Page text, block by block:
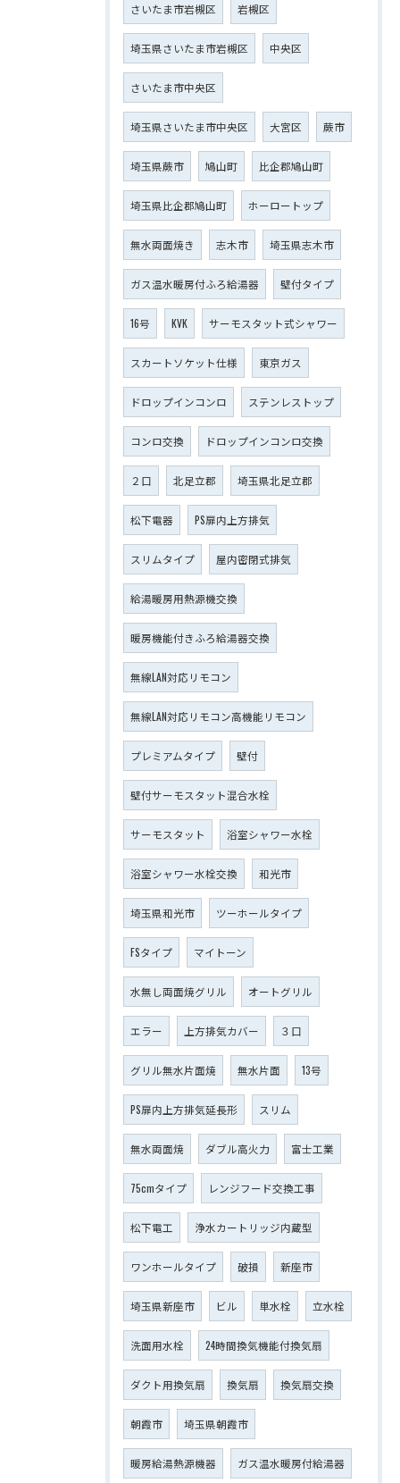
さいたま市岩槻区 岩槻区
埼玉県さいたま市岩槻区 中央区
さいたま市中央区
埼玉県さいたま市中央区 大宮区 蕨市
埼玉県蕨市 鳩山町 比企郡鳩山町
埼玉県比企郡鳩山町 ホーロートップ
無水両面焼き 志木市 埼玉県志木市
ガス温水暖房付ふろ給湯器 壁付タイプ
16号 KVK サーモスタット式シャワー
スカートソケット仕様 東京ガス
ドロップインコンロ ステンレストップ
コンロ交換 ドロップインコンロ交換
２口 北足立郡 埼玉県北足立郡
松下電器 PS扉内上方排気
スリムタイプ 屋内密閉式排気
給湯暖房用熱源機交換
暖房機能付きふろ給湯器交換
無線LAN対応リモコン
無線LAN対応リモコン高機能リモコン
プレミアムタイプ 壁付
壁付サーモスタット混合水栓
サーモスタット 浴室シャワー水栓
浴室シャワー水栓交換 和光市
埼玉県和光市 ツーホールタイプ
FSタイプ マイトーン
水無し両面焼グリル オートグリル
エラー 上方排気カバー ３口
グリル無水片面焼 無水片面 13号
PS扉内上方排気延長形 スリム
無水両面焼 ダブル高火力 富士工業
75cmタイプ レンジフード交換工事
松下電工 浄水カートリッジ内蔵型
ワンホールタイプ 破損 新座市
埼玉県新座市 ビル 単水栓 立水栓
洗面用水栓 24時間換気機能付換気扇
ダクト用換気扇 換気扇 換気扇交換
朝霞市 埼玉県朝霞市
暖房給湯熱源機器 ガス温水暖房付給湯器